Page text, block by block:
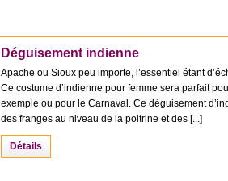
Déguisement indienne
Apache ou Sioux peu importe, l’essentiel étant
Ce costume d’indienne pour femme sera parfait
exemple ou pour le Carnaval. Ce déguisement
des franges au niveau de la poitrine et des [...]
Détails